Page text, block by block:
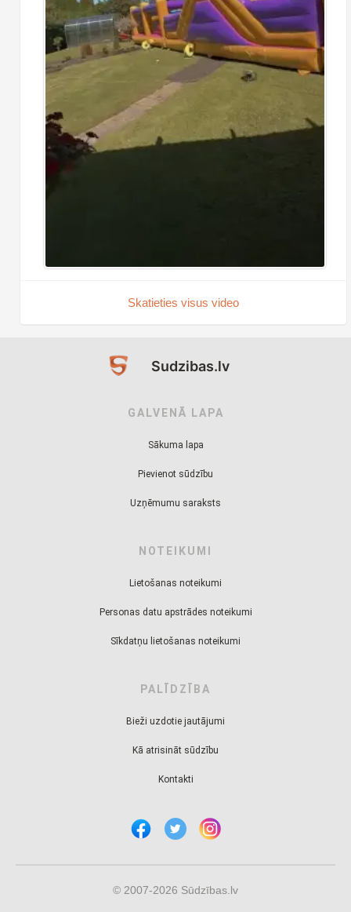
Skatieties visus video
Sudzibas.lv
GALVENĀ LAPA
Sākuma lapa
Pievienot sūdzību
Uzņēmumu saraksts
NOTEIKUMI
Lietošanas noteikumi
Personas datu apstrādes noteikumi
Sīkdatņu lietošanas noteikumi
PALĪDZĪBA
Bieži uzdotie jautājumi
Kā atrisināt sūdzību
Kontakti
© 2007-2026 Sūdzības.lv